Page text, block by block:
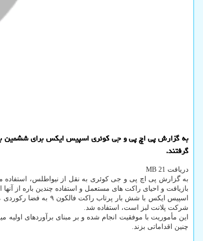
به گزارش پی اچ پی و جی كوئری اسپیس ایكس برای ششمین
گرفتند.
دریافت 21 MB
به گزارش پی اچ پی و جی کوئری به نقل از نیواطلس، استفاده
بازیافت و احیای راکت های مستعمل و استفاده چندین باره از
شرکت پلانت لبز است، استفاده شد.
این مأموریت با موفقیت انجام شده و بر مبنای برآوردهای
چنین اقداماتی بزند.